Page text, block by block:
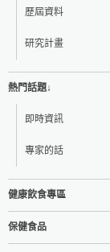
歷屆資料
研究計畫
熱門話題↓
即時資訊
專家的話
健康飲食專區
保健食品